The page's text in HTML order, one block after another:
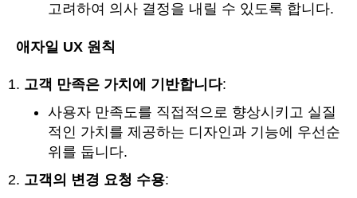
고려하여 의사 결정을 내릴 수 있도록 합니다.
애자일 UX 원칙
고객 만족은 가치에 기반합니다:
사용자 만족도를 직접적으로 향상시키고 실질
적인 가치를 제공하는 디자인과 기능에 우선순
위를 둡니다.
고객의 변경 요청 수용: